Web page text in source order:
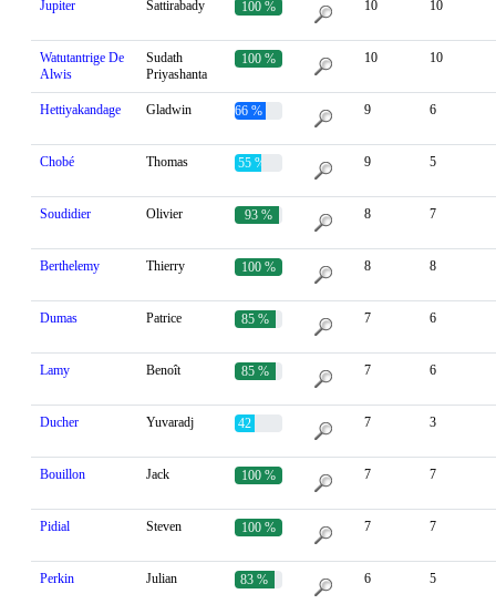
Jupiter Sattirabady 100 % 10 10
Watutantrige De
Alwis
Sudath
Priyashanta
100 % 10 10
Hettiyakandage Gladwin 66 % 9 6
Chobé Thomas 55 % 9 5
Soudidier Olivier 93 % 8 7
Berthelemy Thierry 100 % 8 8
Dumas Patrice 85 % 7 6
Lamy Benoît 85 % 7 6
Ducher Yuvaradj 42 % 7 3
Bouillon Jack 100 % 7 7
Pidial Steven 100 % 7 7
Perkin Julian 83 % 6 5